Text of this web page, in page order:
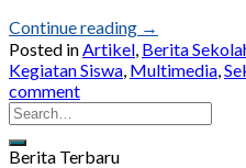
Continue reading →
Posted in Artikel Berita
Kegiatan Siswa Multimedia
comment
Berita Terbaru